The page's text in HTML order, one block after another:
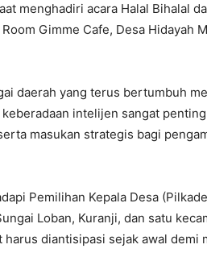
menghadiri acara Halal Bihalal
Gimme Cafe, Desa Hidayah
daerah yang terus bertumbuh
intelijen sangat
masukan strategis bagi
Pemilihan Kepala Desa
Loban, Kuranji, dan satu
diantisipasi sejak awal demi